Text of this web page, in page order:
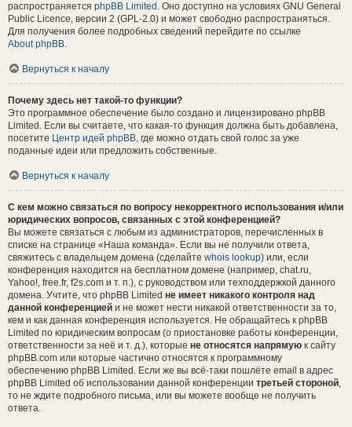
распространяется phpBB Limited . Оно доступно на условиях GNU General
Public Licence, версии 2 (GPL-2.0) и может свободно распространяться.
Для получения более подробных сведений перейдите по ссылке
About phpBB.
Вернуться к началу
Почему здесь нет такой-то функции?
Это программное обеспечение было создано и лицензировано phpBB
Limited. Если вы считаете, что какая-то функция должна быть добавлена,
посетите Центр идей phpBB, где можно отдать свой голос за уже
поданные идеи или предложить собственные.
Вернуться к началу
С кем можно связаться по вопросу некорректного использования и/или
юридических вопросов, связанных с этой конференцией?
Вы можете связаться с любым из администраторов, перечисленных в
списке на странице «Наша команда». Если вы не получили ответа,
свяжитесь с владельцем домена (сделайте whois lookup) или, если
конференция находится на бесплатном домене (например, chat.ru,
Yahoo!, free.fr, f2s.com и т. п.), с руководством или техподдержкой данного
домена. Учтите, что phpBB Limited не имеет никакого контроля над
данной конференцией и не может нести никакой ответственности за то,
кем и как данная конференция используется. Не обращайтесь к phpBB
Limited по юридическим вопросам (о приостановке работы конференции,
ответственности за неё и т. д.), которые не относятся напрямую к сайту
phpBB.com или которые частично относятся к программному
обеспечению phpBB Limited. Если же вы всё-таки пошлёте email в адрес
phpBB Limited об использовании данной конференции третьей стороной,
то не ждите подробного письма, или вы можете вообще не получить
ответа.